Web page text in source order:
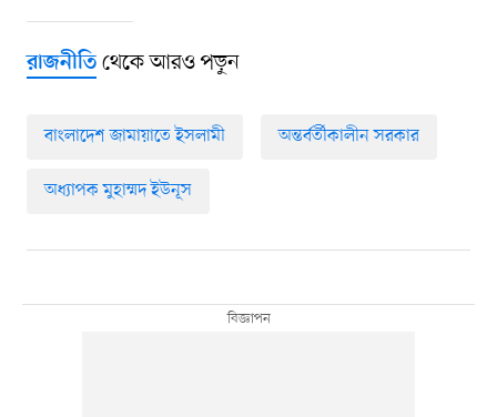
রাজনীতিথেকে আরও পড়ুন
বাংলাদেশ জামায়াতে ইসলামী অন্তর্বর্তীকালীন সরকার
অধ্যাপক মুহাম্মদ ইউনূস